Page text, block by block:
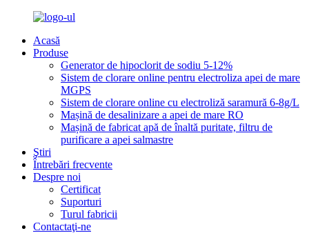
Acasă
Produse
Generator de hipoclorit de sodiu 5-12%
Sistem de clorare online pentru electroliza apei de mare
MGPS
Sistem de clorare online cu electroliză saramură 6-8g/L
Mașină de desalinizare a apei de mare RO
Mașină de fabricat apă de înaltă puritate, filtru de
purificare a apei salmastre
Ştiri
Întrebări frecvente
Despre noi
Certificat
Suporturi
Turul fabricii
Contactaţi-ne